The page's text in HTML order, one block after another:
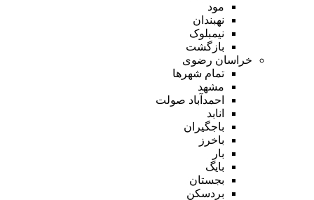
مود
نهبندان
نیمبلوک
بازگشت
خراسان رضوی
تمام شهر‌ها
مشهد
احمدآباد صولت
انابد
باجگیران
باخرز
بار
بایگ
بجستان
بردسکن